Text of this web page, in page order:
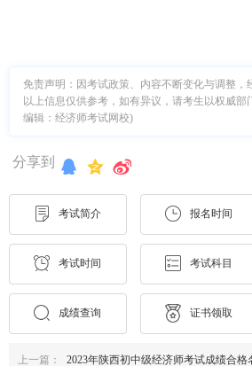
免责声明：因考试政策、内容不断变化与调整，
以上信息仅供参考，如有异议，请考生以权威部
编辑：经济师考试网校)
分享到
考试简介 报名时间
考试时间 考试科目
成绩查询 证书领取
上一篇： 2023年陕西初中级经济师考试成绩合格